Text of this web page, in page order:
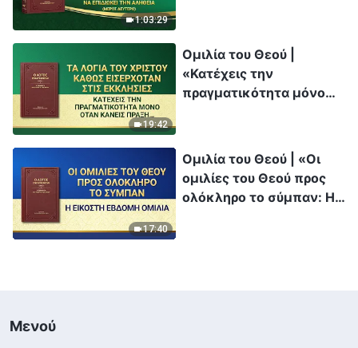
1:03:29
19:42
Ομιλία του Θεού |
«Κατέχεις την
πραγματικότητα μόνο
17:40
Ομιλία του Θεού | «Οι
ομιλίες του Θεού προς
ολόκληρο το σύμπαν: Η
Μενού